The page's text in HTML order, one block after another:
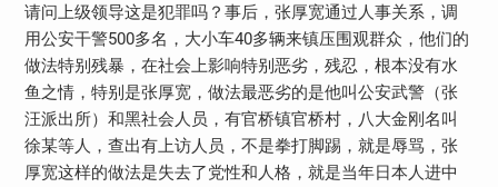
请问上级领导这是犯罪吗？事后，张厚宽通过人事关系，调
用公安干警500多名，大小车40多辆来镇压围观群众，他们的
做法特别残暴，在社会上影响特别恶劣，残忍，根本没有水
鱼之情，特别是张厚宽，做法最恶劣的是他叫公安武警（张
汪派出所）和黑社会人员，有官桥镇官桥村，八大金刚名叫
徐某等人，查出有上访人员，不是拳打脚踢，就是辱骂，张
厚宽这样的做法是失去了党性和人格，就是当年日本人进中